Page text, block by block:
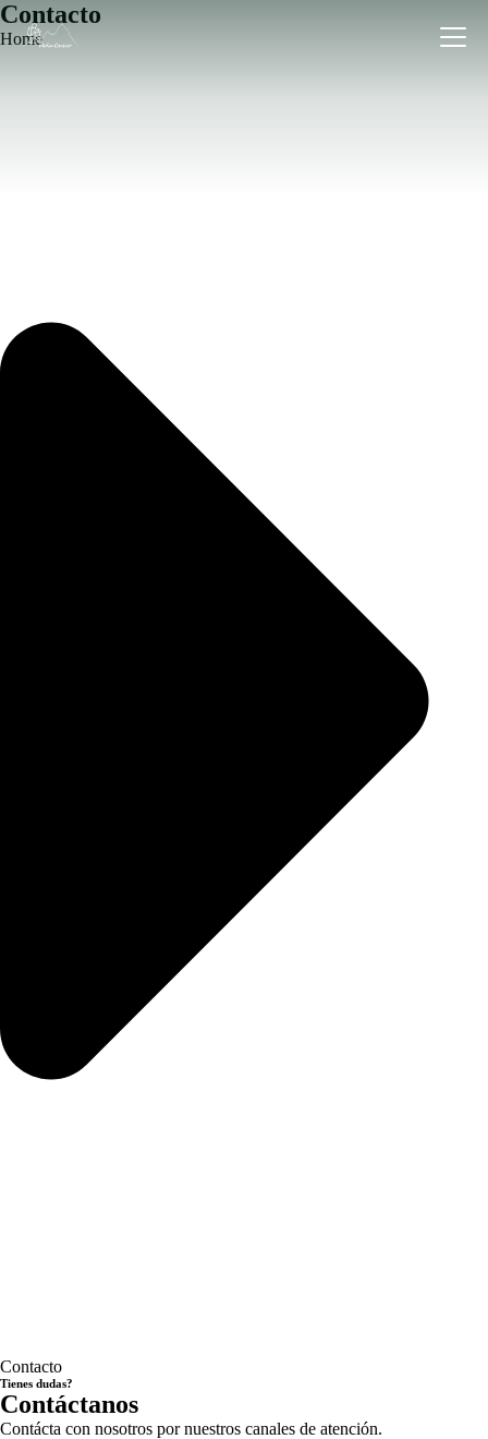
Contacto
Home
Contacto
Tienes dudas?
Contáctanos
Contácta con nosotros por nuestros canales de atención.